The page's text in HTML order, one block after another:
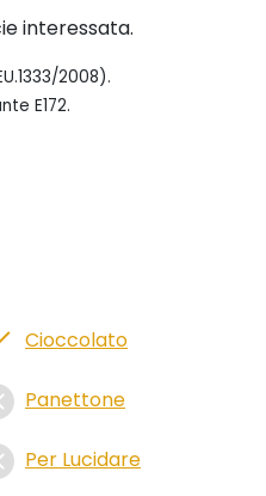
interessata.
2008).
E172.
Cioccolato
Panettone
Per Lucidare